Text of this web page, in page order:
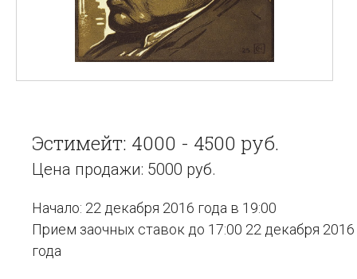
Эстимейт: 4000 - 4500 руб.
Цена продажи: 5000 руб.
Начало: 22 декабря 2016 года в 19:00
Прием заочных ставок до 17:00 22 декабря 2016
года